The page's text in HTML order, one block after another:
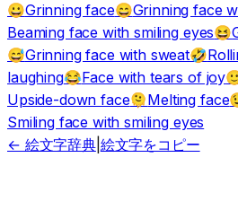
😀Grinning face😄Grinning face
Beaming face with smiling eyes😆
😅Grinning face with sweat🤣
laughing😂Face with tears of joy
Upside-down face🫠Melting face
Smiling face with smiling eyes
← 絵文字辞典| 絵文字をコピー